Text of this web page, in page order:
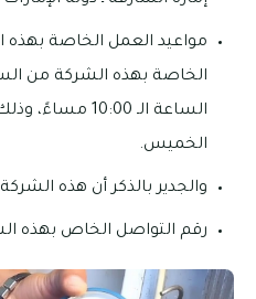
مواعيد العمل الخاصة بهذه
الساعة الـ
الخميس.
والجدير بالذكر أن هذه
رقم التواصل الخاص بهذه الشركة: 4787